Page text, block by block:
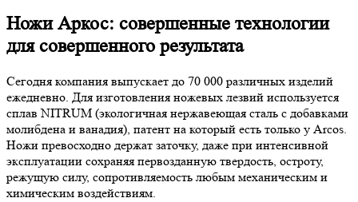
Ножи Аркос: совершенные технологии
для совершенного результата
Сегодня компания выпускает до 70 000 различных изделий
ежедневно. Для изготовления ножевых лезвий используется
сплав NITRUM (экологичная нержавеющая сталь с добавками
молибдена и ванадия), патент на который есть только у Arcos.
Ножи превосходно держат заточку, даже при интенсивной
эксплуатации сохраняя первозданную твердость, остроту,
режущую силу, сопротивляемость любым механическим и
химическим воздействиям.